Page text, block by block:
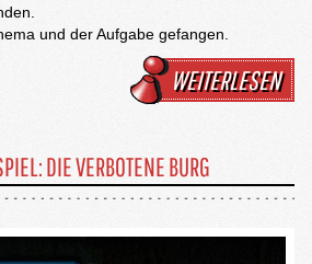
und der Aufgabe gefangen.
WEITERLESEN
DIE VERBOTENE BURG